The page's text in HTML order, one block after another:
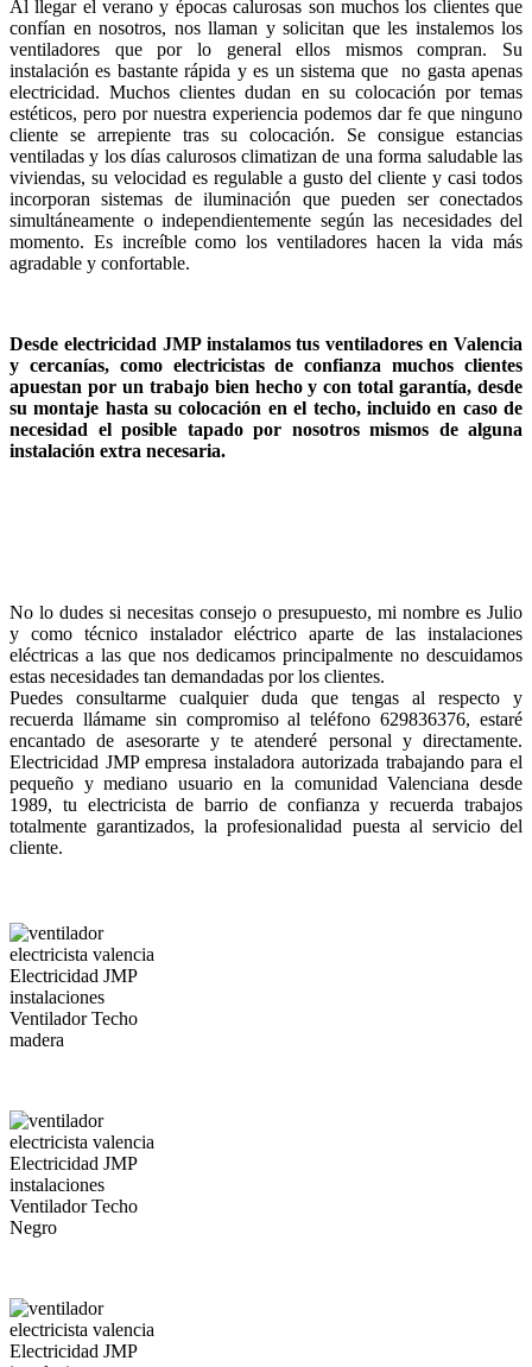
Al llegar el verano y épocas calurosas son muchos los clientes que
confían en nosotros, nos llaman y solicitan que les instalemos los
ventiladores que por lo general ellos mismos compran. Su
instalación es bastante rápida y es un sistema que no gasta apenas
electricidad. Muchos clientes dudan en su colocación por temas
estéticos, pero por nuestra experiencia podemos dar fe que ninguno
cliente se arrepiente tras su colocación. Se consigue estancias
ventiladas y los días calurosos climatizan de una forma saludable las
viviendas, su velocidad es regulable a gusto del cliente y casi todos
incorporan sistemas de iluminación que pueden ser conectados
simultáneamente o independientemente según las necesidades del
momento. Es increíble como los ventiladores hacen la vida más
agradable y confortable.
Desde electricidad JMP instalamos tus ventiladores en Valencia
y cercanías, como electricistas de confianza muchos clientes
apuestan por un trabajo bien hecho y con total garantía, desde
su montaje hasta su colocación en el techo, incluido en caso de
necesidad el posible tapado por nosotros mismos de alguna
instalación extra necesaria.
No lo dudes si necesitas consejo o presupuesto, mi nombre es Julio
y como técnico instalador eléctrico aparte de las instalaciones
eléctricas a las que nos dedicamos principalmente no descuidamos
estas necesidades tan demandadas por los clientes.
Puedes consultarme cualquier duda que tengas al respecto y
recuerda llámame sin compromiso al teléfono 629836376, estaré
encantado de asesorarte y te atenderé personal y directamente.
Electricidad JMP empresa instaladora autorizada trabajando para el
pequeño y mediano usuario en la comunidad Valenciana desde
1989, tu electricista de barrio de confianza y recuerda trabajos
totalmente garantizados, la profesionalidad puesta al servicio del
cliente.
Ventilador Techo
madera
Ventilador Techo
Negro